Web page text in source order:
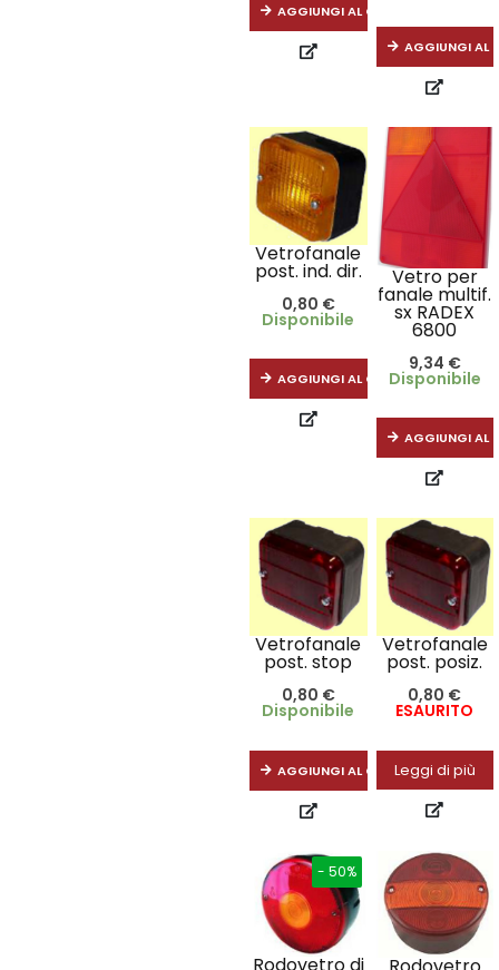
AGGIUNGI AL CARRELLO
AGGIUNGI AL
Vetrofanale
post. ind. dir.
0,80 €
Disponibile
AGGIUNGI AL CARRELLO
Vetro per
fanale multif.
sx RADEX
6800
9,34 €
Disponibile
AGGIUNGI AL
Vetrofanale
post. stop
0,80 €
Disponibile
AGGIUNGI AL CARRELLO
Vetrofanale
post. posiz.
0,80 €
ESAURITO
Leggi di più
- 50%
Rodovetro di